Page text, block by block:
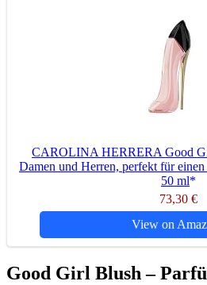
CAROLINA HERRERA Good
Damen und Herren, perfekt für
50 ml
73,30 €
View on
Good Girl Blush –